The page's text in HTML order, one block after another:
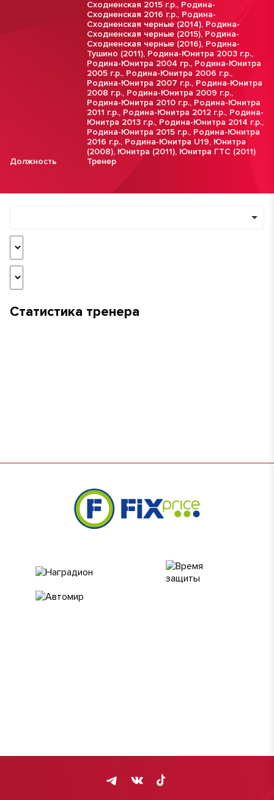
Сходненская 2015 г.р., Родина-
Сходненская 2016 г.р., Родина-
Сходненская черные (2014), Родина-
Сходненская черные (2015), Родина-
Сходненская черные (2016), Родина-
Тушино (2011), Родина-Юнитра 2003 г.р.,
Родина-Юнитра 2004 гр., Родина-Юнитра
2005 г.р., Родина-Юнитра 2006 г.р.,
Родина-Юнитра 2007 г.р., Родина-Юнитра
2008 г.р., Родина-Юнитра 2009 г.р.,
Родина-Юнитра 2010 г.р., Родина-Юнитра
2011 г.р., Родина-Юнитра 2012 г.р., Родина-
Юнитра 2013 г.р., Родина-Юнитра 2014 г.р.,
Родина-Юнитра 2015 г.р., Родина-Юнитра
2016 г.р., Родина-Юнитра U19, Юнитра
(2008), Юнитра (2011), Юнитра ГТС (2011)
Должность
Тренер
Статистика тренера